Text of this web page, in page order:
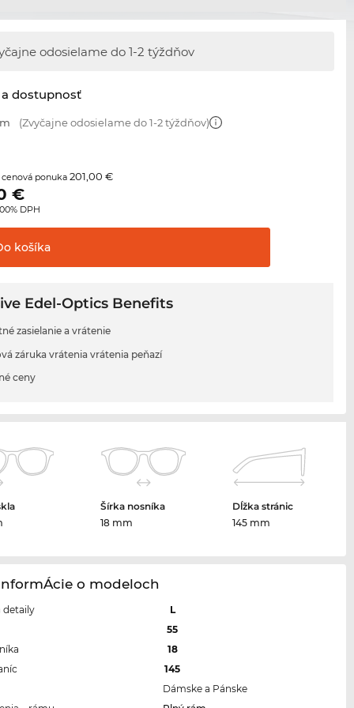
odosielamedo 1-2 týždňov
dostupnosť
(Zvyčajne odosielame do 1-2 týždňov)
cenová ponuka201,00 €
€
DPH
košíka
Edel-Optics Benefits
zasielanie a vrátenie
záruka vrátenia vrátenia peňazí
ceny
Šírka nosníka
18 mm
Dĺžka stránic
145 mm
o modeloch
detaily
L
55
18
145
Dámske a Pánske